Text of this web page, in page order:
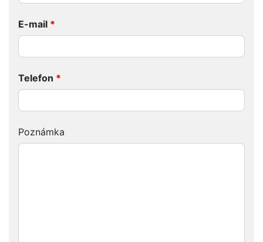
E-mail *
Telefon *
Poznámka